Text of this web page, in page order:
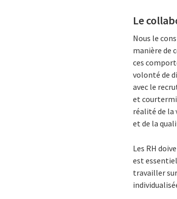
Le
Nous le
manière de
ces
volonté de
avec le
et
réalité de la
et de la
Les RH
est
travailler